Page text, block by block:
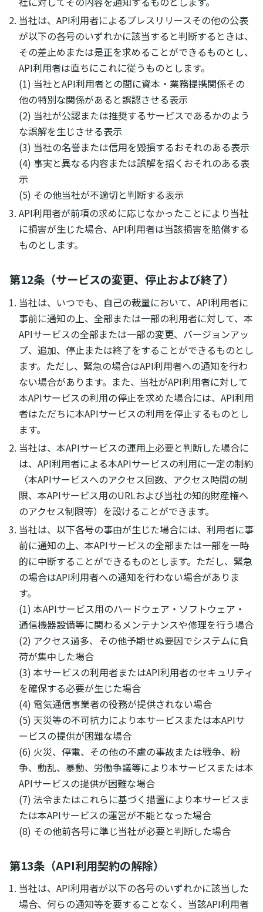
当社は、API利用者によるプレスリリースその他の公表
が以下の各号のいずれかに該当すると判断するときは、
その差止めまたは是正を求めることができるものとし、
API利用者は直ちにこれに従うものとします。
(1) 当社とAPI利用者との間に資本・業務提携関係その
他の特別な関係があると誤認させる表示
(2) 当社が公認または推奨するサービスであるかのよう
な誤解を生じさせる表示
(3) 当社の名誉または信用を毀損するおそれのある表示
(4) 事実と異なる内容または誤解を招くおそれのある表
示
(5) その他当社が不適切と判断する表示
API利用者が前項の求めに応じなかったことにより当社
に損害が生じた場合、API利用者は当該損害を賠償する
ものとします。
第12条（サービスの変更、停止および終了）
当社は、いつでも、自己の裁量において、API利用者に
事前に通知の上、全部または一部の利用者に対して、本
APIサービスの全部または一部の変更、バージョンアッ
プ、追加、停止または終了をすることができるものとし
ます。ただし、緊急の場合はAPI利用者への通知を行わ
ない場合があります。また、当社がAPI利用者に対して
本APIサービスの利用の停止を求めた場合には、API利用
者はただちに本APIサービスの利用を停止するものとし
ます。
当社は、本APIサービスの運用上必要と判断した場合に
は、API利用者による本APIサービスの利用に一定の制約
（本APIサービスへのアクセス回数、アクセス時間の制
限、本APIサービス用のURLおよび当社の知的財産権へ
のアクセス制限等）を設けることができます。
当社は、以下各号の事由が生じた場合には、利用者に事
前に通知の上、本APIサービスの全部または一部を一時
的に中断することができるものとします。ただし、緊急
の場合はAPI利用者への通知を行わない場合がありま
す。
(1) 本APIサービス用のハードウェア・ソフトウェア・
通信機器設備等に関わるメンテナンスや修理を行う場合
(2) アクセス過多、その他予期せぬ要因でシステムに負
荷が集中した場合
(3) 本サービスの利用者またはAPI利用者のセキュリティ
を確保する必要が生じた場合
(4) 電気通信事業者の役務が提供されない場合
(5) 天災等の不可抗力により本サービスまたは本APIサ
ービスの提供が困難な場合
(6) 火災、停電、その他の不慮の事故または戦争、紛
争、動乱、暴動、労働争議等により本サービスまたは本
APIサービスの提供が困難な場合
(7) 法令またはこれらに基づく措置により本サービスま
たは本APIサービスの運営が不能となった場合
(8) その他前各号に準じ当社が必要と判断した場合
第13条（API利用契約の解除）
当社は、API利用者が以下の各号のいずれかに該当した
場合、何らの通知等を要することなく、当該API利用者